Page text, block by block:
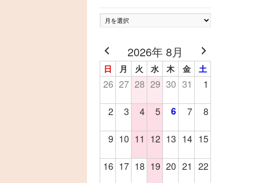
ア
ー
イ
ブ
2026年 8月
日 月 火 水 木 金 土
26 27 28 29 30 31 1
2 3 4 5 6 7 8
9 10 11 12 13 14 15
16 17 18 19 20 21 22